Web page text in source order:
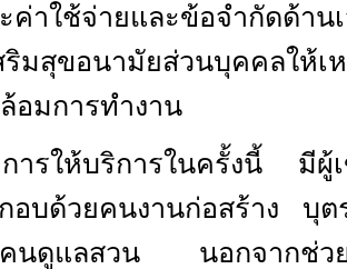
ค่าใช้จ่ายและข้อจำกัดด้าน
ริมสุขอนามัยส่วนบุคคลให้เ
อมการทำงาน
การให้บริการในครั้งนี้ มี
อบด้วยคนงานก่อสร้าง บุ
นดูแลสวน นอกจากช่วย